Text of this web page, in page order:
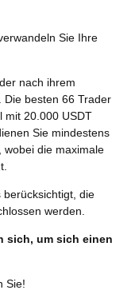
Sie Ihre
nach ihrem
Die besten 66 Trader
mit 20.000 USDT
Sie mindestens
wobei die maximale
berücksichtigt, die
werden.
sich, um sich einen
Sie!